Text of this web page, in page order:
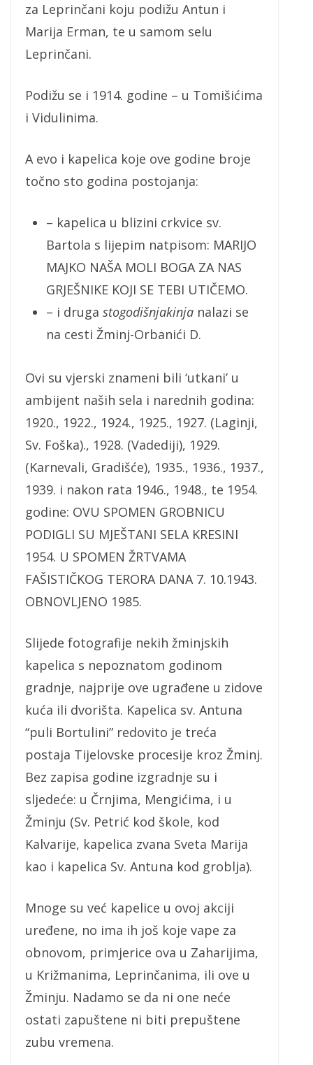
za Leprinčani koju podižu Antun i
Marija Erman, te u samom selu
Leprinčani.
Podižu se i 1914. godine – u Tomišićima
i Vidulinima.
A evo i kapelica koje ove godine broje
točno sto godina postojanja:
– kapelica u blizini crkvice sv.
Bartola s lijepim natpisom: MARIJO
MAJKO NAŠA MOLI BOGA ZA NAS
GRJEŠNIKE KOJI SE TEBI UTIČEMO.
– i druga stogodišnjakinja nalazi se
na cesti Žminj-Orbanići D.
Ovi su vjerski znameni bili ‘utkani’ u
ambijent naših sela i narednih godina:
1920., 1922., 1924., 1925., 1927. (Laginji,
Sv. Foška)., 1928. (Vadediji), 1929.
(Karnevali, Gradišće), 1935., 1936., 1937.,
1939. i nakon rata 1946., 1948., te 1954.
godine: OVU SPOMEN GROBNICU
PODIGLI SU MJEŠTANI SELA KRESINI
1954. U SPOMEN ŽRTVAMA
FAŠISTIČKOG TERORA DANA 7. 10.1943.
OBNOVLJENO 1985.
Slijede fotografije nekih žminjskih
kapelica s nepoznatom godinom
gradnje, najprije ove ugrađene u zidove
kuća ili dvorišta. Kapelica sv. Antuna
“puli Bortulini” redovito je treća
postaja Tijelovske procesije kroz Žminj.
Bez zapisa godine izgradnje su i
sljedeće: u Črnjima, Mengićima, i u
Žminju (Sv. Petrić kod škole, kod
Kalvarije, kapelica zvana Sveta Marija
kao i kapelica Sv. Antuna kod groblja).
Mnoge su već kapelice u ovoj akciji
uređene, no ima ih još koje vape za
obnovom, primjerice ova u Zaharijima,
u Križmanima, Leprinčanima, ili ove u
Žminju. Nadamo se da ni one neće
ostati zapuštene ni biti prepuštene
zubu vremena.